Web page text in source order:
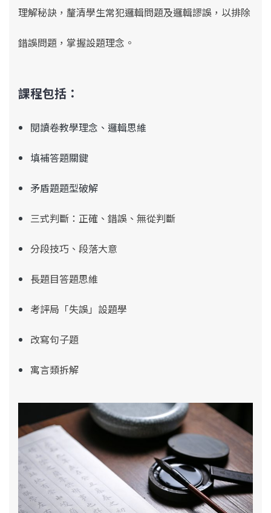
理解秘訣，釐清學生常犯邏輯問題及邏輯謬誤， 以排除
錯誤問題，掌握設題理念。
課程包括：
閱讀卷教學理念、邏輯思維
填補答題關鍵
矛盾題題型破解
三式判斷：正確、錯誤、 無從判斷
分段技巧、段落大意
長題目答題思維
考評局「失誤」設題學
改寫句子題
寓言類拆解